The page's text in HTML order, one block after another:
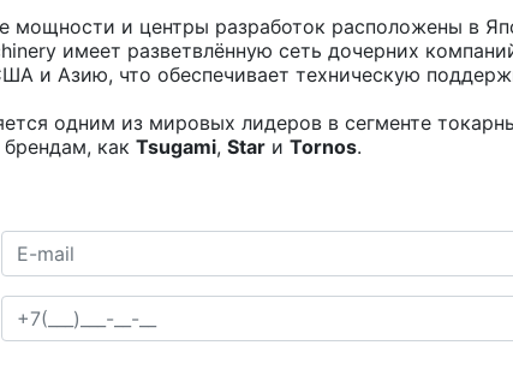
мощности и центры разработок расположены в
имеет разветвлённую сеть дочерних
и Азию, что обеспечивает техническую
одним из мировых лидеров в сегменте
как Tsugami, Star и Tornos.